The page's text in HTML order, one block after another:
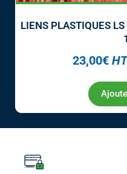
LIENS PLASTIQUES
23,00€ HT